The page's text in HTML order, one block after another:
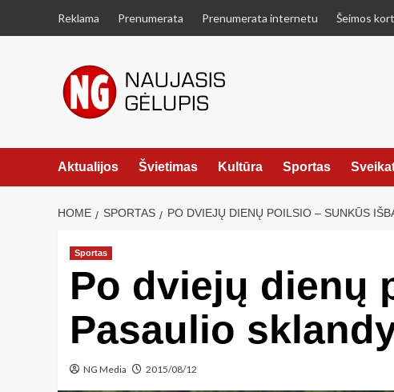
Reklama Prenumerata Prenumerata internetu Šeimos
Aktualijos Švietimas Kultūra Sportas
HOME SPORTAS PO DVIEJŲ DIENŲ POILSIO – SUNKŪS
Sportas
Po dviejų dienų
Pasaulio
NG Media 2015/08/12